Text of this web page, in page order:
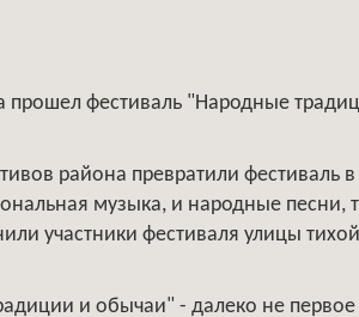
прошел фестиваль "Народные
района превратили фестиваль
музыка, и народные песни,
участники фестиваля улицы
и обычаи" - далеко не